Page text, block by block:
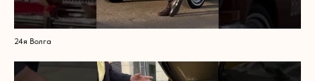
24я Волга